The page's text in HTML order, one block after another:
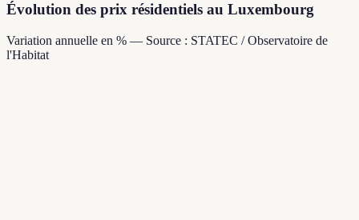
Évolution des prix résidentiels au Luxembourg
Variation annuelle en % — Source : STATEC / Observatoire de
l'Habitat